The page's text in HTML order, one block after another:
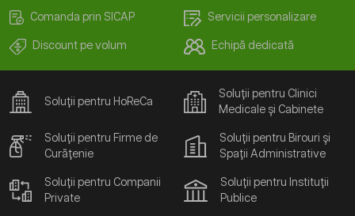
Comanda prin SICAP Servicii personalizare
Discount pe volum Echipă dedicată
Soluții pentru HoReCa
Soluții pentru Clinici
Medicale și Cabinete
Soluții pentru Firme de
Curățenie
Soluții pentru Birouri și
Spații Administrative
Soluții pentru Companii
Private
Soluții pentru Instituții
Publice